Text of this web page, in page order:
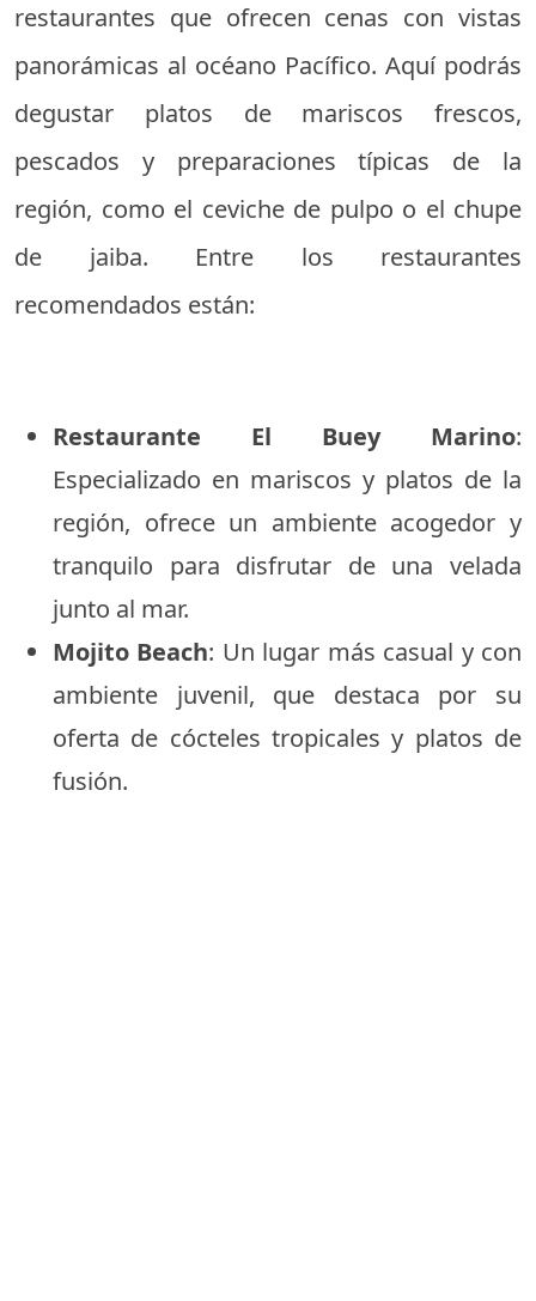
restaurantes que ofrecen cenas con vistas
panorámicas al océano Pacífico. Aquí podrás
degustar platos de mariscos frescos,
pescados y preparaciones típicas de la
región, como el ceviche de pulpo o el chupe
de jaiba. Entre los restaurantes
recomendados están:
Restaurante El Buey Marino:
Especializado en mariscos y platos de la
región, ofrece un ambiente acogedor y
tranquilo para disfrutar de una velada
junto al mar.
Mojito Beach: Un lugar más casual y con
ambiente juvenil, que destaca por su
oferta de cócteles tropicales y platos de
fusión.